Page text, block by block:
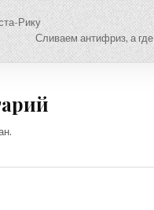
Рику
Сливаем антифриз, а